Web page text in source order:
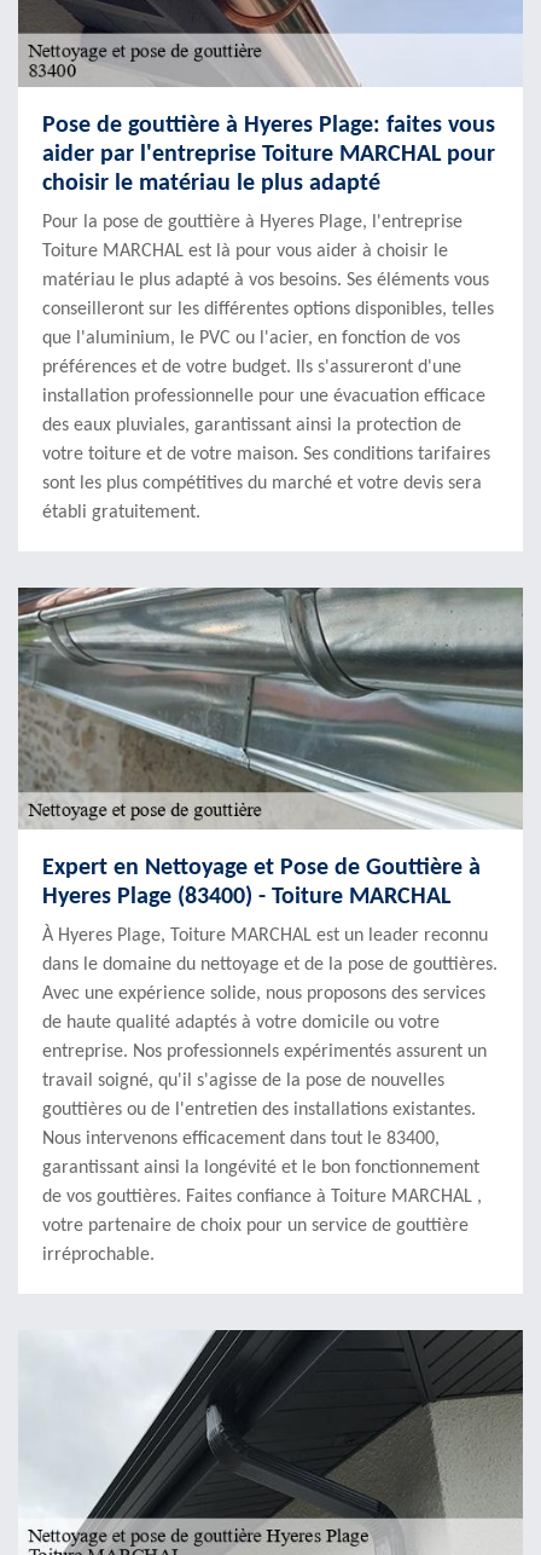
Pose de gouttière à Hyeres Plage: faites vous
aider par l'entreprise Toiture MARCHAL pour
choisir le matériau le plus adapté
Pour la pose de gouttière à Hyeres Plage, l'entreprise
Toiture MARCHAL est là pour vous aider à choisir le
matériau le plus adapté à vos besoins. Ses éléments vous
conseilleront sur les différentes options disponibles, telles
que l'aluminium, le PVC ou l'acier, en fonction de vos
préférences et de votre budget. Ils s'assureront d'une
installation professionnelle pour une évacuation efficace
des eaux pluviales, garantissant ainsi la protection de
votre toiture et de votre maison. Ses conditions tarifaires
sont les plus compétitives du marché et votre devis sera
établi gratuitement.
Expert en Nettoyage et Pose de Gouttière à
Hyeres Plage (83400) - Toiture MARCHAL
À Hyeres Plage, Toiture MARCHAL est un leader reconnu
dans le domaine du nettoyage et de la pose de gouttières.
Avec une expérience solide, nous proposons des services
de haute qualité adaptés à votre domicile ou votre
entreprise. Nos professionnels expérimentés assurent un
travail soigné, qu'il s'agisse de la pose de nouvelles
gouttières ou de l'entretien des installations existantes.
Nous intervenons efficacement dans tout le 83400,
garantissant ainsi la longévité et le bon fonctionnement
de vos gouttières. Faites confiance à Toiture MARCHAL ,
votre partenaire de choix pour un service de gouttière
irréprochable.